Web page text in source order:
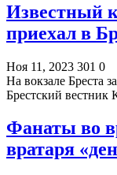
Известный
приехал в
Ноя 11, 2023 301 0
На вокзале Бреста
Брестский
Фанаты во
вратаря